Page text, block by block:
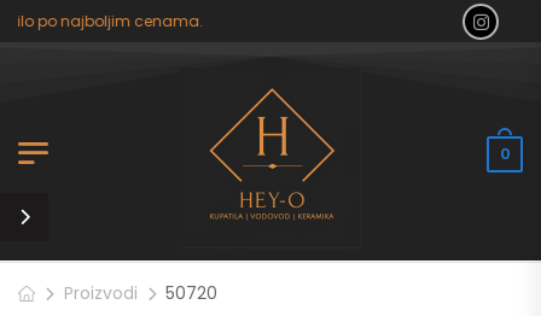
po najboljim cenama.
0
Proizvodi 50720